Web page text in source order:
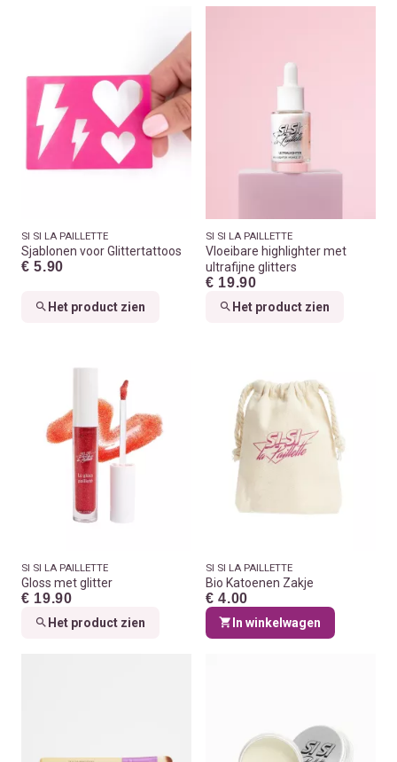
SI SI LA PAILLETTE
Sjablonen voor Glittertattoos
€ 5.90
Het product zien
SI SI LA PAILLETTE
Vloeibare highlighter met
ultrafijne glitters
€ 19.90
Het product zien
SI SI LA PAILLETTE
Gloss met glitter
€ 19.90
Het product zien
SI SI LA PAILLETTE
Bio Katoenen Zakje
€ 4.00
In winkelwagen